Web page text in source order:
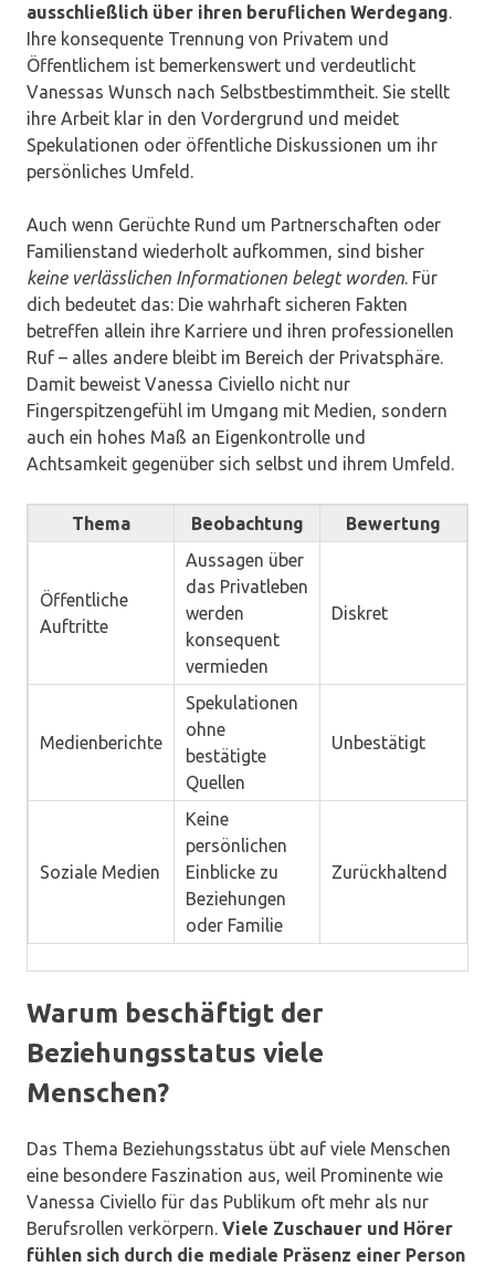
ausschließlich über ihren beruflichen Werdegang.
Ihre konsequente Trennung von Privatem und
Öffentlichem ist bemerkenswert und verdeutlicht
Vanessas Wunsch nach Selbstbestimmtheit. Sie stellt
ihre Arbeit klar in den Vordergrund und meidet
Spekulationen oder öffentliche Diskussionen um ihr
persönliches Umfeld.
Auch wenn Gerüchte Rund um Partnerschaften oder
Familienstand wiederholt aufkommen, sind bisher
keine verlässlichen Informationen belegt worden. Für
dich bedeutet das: Die wahrhaft sicheren Fakten
betreffen allein ihre Karriere und ihren professionellen
Ruf – alles andere bleibt im Bereich der Privatsphäre.
Damit beweist Vanessa Civiello nicht nur
Fingerspitzengefühl im Umgang mit Medien, sondern
auch ein hohes Maß an Eigenkontrolle und
Achtsamkeit gegenüber sich selbst und ihrem Umfeld.
Thema Beobachtung Bewertung
Öffentliche
Auftritte
Aussagen über
das Privatleben
werden
konsequent
vermieden
Diskret
Medienberichte
Spekulationen
ohne
bestätigte
Quellen
Unbestätigt
Soziale Medien
Keine
persönlichen
Einblicke zu
Beziehungen
oder Familie
Zurückhaltend
Warum beschäftigt der
Beziehungsstatus viele
Menschen?
Das Thema Beziehungsstatus übt auf viele Menschen
eine besondere Faszination aus, weil Prominente wie
Vanessa Civiello für das Publikum oft mehr als nur
Berufsrollen verkörpern. Viele Zuschauer und Hörer
fühlen sich durch die mediale Präsenz einer Person